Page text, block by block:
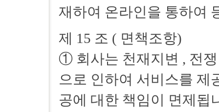
재하여 온라인을 통하여
제 15 조 ( 면책조항)
① 회사는 천재지변 , 전
으로 인하여 서비스를 제
공에 대한 책임이 면제됩